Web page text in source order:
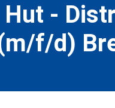
Hut -
f/d)